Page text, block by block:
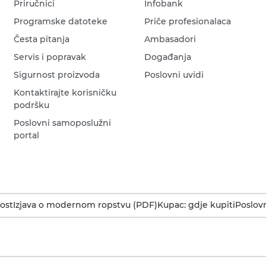
Priručnici
Programske datoteke
Česta pitanja
Servis i popravak
Sigurnost proizvoda
Kontaktirajte korisničku
podršku
Poslovni samoposlužni
portal
Infobank
Priče profesionalaca
Ambasadori
Događanja
Poslovni uvidi
Izjava o modernom ropstvu (PDF)Kupac: gdje kupiti